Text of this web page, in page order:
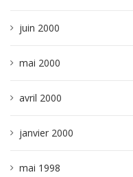
juin 2000
mai 2000
avril 2000
janvier 2000
mai 1998